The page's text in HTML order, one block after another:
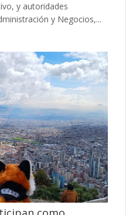
y autoridades
y Negocios,...